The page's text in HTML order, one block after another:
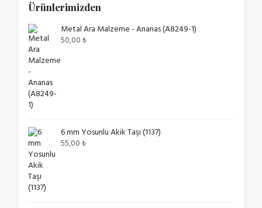
Ürünlerimizden
Metal Ara Malzeme - Ananas (A8249-1)
50,00₺
6 mm Yosunlu Akik Taşı (1137)
55,00₺